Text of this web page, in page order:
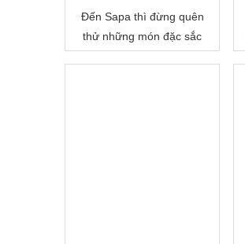
Đến Sapa thì đừng quên
thử những món đặc sắc